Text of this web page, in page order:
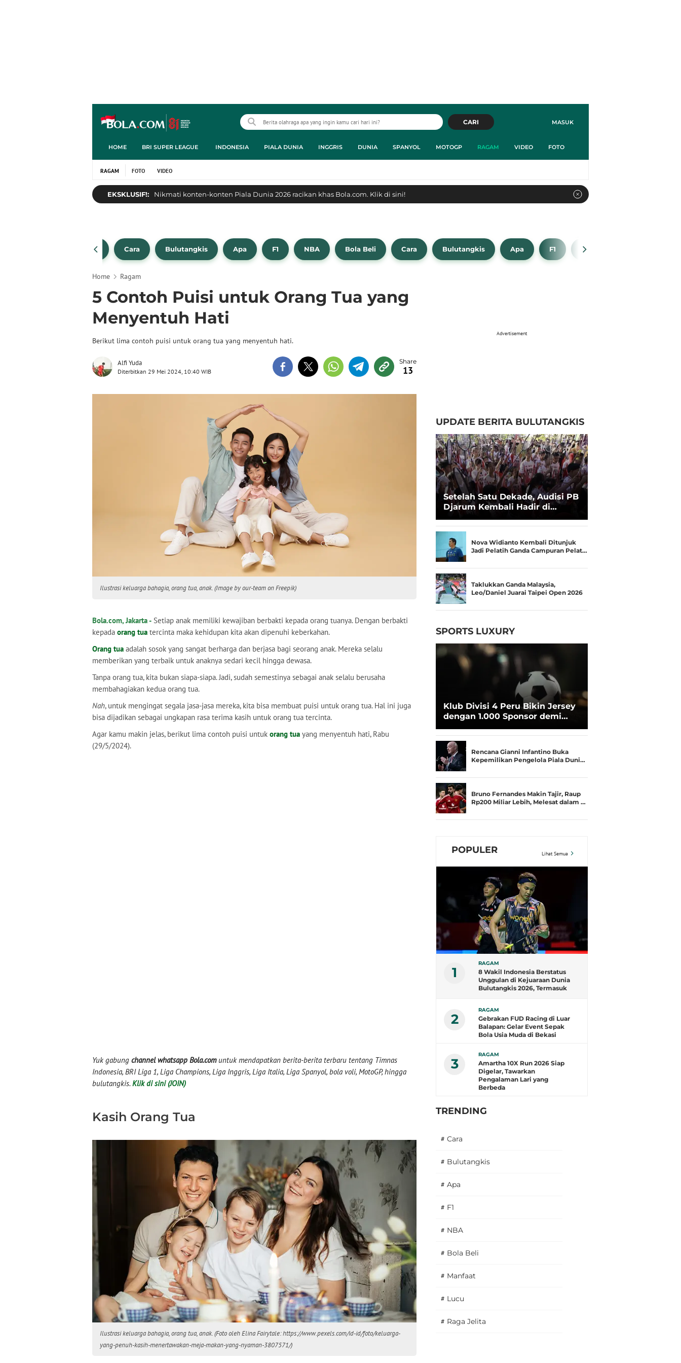
MASUK
CARI
HOME BRI SUPER LEAGUE INDONESIA PIALA DUNIA INGGRIS DUNIA SPANYOL MOTOGP RAGAM VIDEO FOTO
RAGAM FOTO VIDEO
EKSKLUSIF!: Nikmati konten-konten Piala Dunia 2026 racikan khas Bola.com. Klik di sini!
Bola Beli Cara Bulutangkis Apa F1 NBA Bola Beli Cara Bulutangkis Apa F1 NBA
Home Ragam
5 Contoh Puisi untuk Orang Tua yang
Menyentuh Hati
Berikut lima contoh puisi untuk orang tua yang menyentuh hati.
Alfi Yuda
Diterbitkan 29 Mei 2024, 10:40 WIB 13
Ilustrasi keluarga bahagia, orang tua, anak. (Image by our-team on Freepik)
Bola.com, Jakarta - Setiap anak memiliki kewajiban berbakti kepada orang tuanya. Dengan berbakti
kepada orang tua tercinta maka kehidupan kita akan dipenuhi keberkahan.
Orang tua adalah sosok yang sangat berharga dan berjasa bagi seorang anak. Mereka selalu
memberikan yang terbaik untuk anaknya sedari kecil hingga dewasa.
Tanpa orang tua, kita bukan siapa-siapa. Jadi, sudah semestinya sebagai anak selalu berusaha
membahagiakan kedua orang tua.
Nah, untuk mengingat segala jasa-jasa mereka, kita bisa membuat puisi untuk orang tua. Hal ini juga
bisa dijadikan sebagai ungkapan rasa terima kasih untuk orang tua tercinta.
Agar kamu makin jelas, berikut lima contoh puisi untuk orang tua yang menyentuh hati, Rabu
(29/5/2024).
Yuk gabung channel whatsapp Bola.comuntuk mendapatkan berita-berita terbaru tentang Timnas
Indonesia, BRI Liga 1, Liga Champions, Liga Inggris, Liga Italia, Liga Spanyol, bola voli, MotoGP, hingga
bulutangkis. Klik di sini (JOIN)
Kasih Orang Tua
Ilustrasi keluarga bahagia, orang tua, anak. (Foto oleh Elina Fairytale: https://www.pexels.com/id-id/foto/keluarga-
yang-penuh-kasih-menertawakan-meja-makan-yang-nyaman-3807571/)
Advertisement
UPDATE BERITA BULUTANGKIS
Setelah Satu Dekade, Audisi PB
Djarum Kembali Hadir di
Talenta Super
Nova Widianto Kembali Ditunjuk
Jadi Pelatih Ganda Campuran Pelat…
Taklukkan Ganda Malaysia,
Leo/Daniel Juarai Taipei Open 2026
SPORTS LUXURY
Klub Divisi 4 Peru Bikin Jersey
dengan 1.000 Sponsor demi
Rencana Gianni Infantino Buka
Kepemilikan Pengelola Piala Duni…
Bruno Fernandes Makin Tajir, Raup
Rp200 Miliar Lebih, Melesat dalam …
POPULER Lihat Semua
1
RAGAM
8 Wakil Indonesia Berstatus
Unggulan di Kejuaraan Dunia
Bulutangkis 2026, Termasuk
2
RAGAM
Gebrakan FUD Racing di Luar
Balapan: Gelar Event Sepak
Bola Usia Muda di Bekasi
3
RAGAM
Amartha 10X Run 2026 Siap
Digelar, Tawarkan
Pengalaman Lari yang
Berbeda
TRENDING
# Cara
# Bulutangkis
# Apa
# F1
# NBA
# Bola Beli
# Manfaat
# Lucu
# Raga Jelita